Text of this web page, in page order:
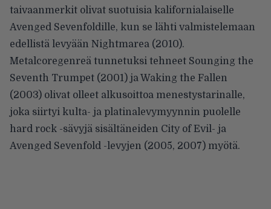
taivaanmerkit olivat suotuisia kalifornialaiselle
Avenged Sevenfoldille, kun se lähti valmistelemaan
edellistä levyään Nightmarea (2010).
Metalcoregenreä tunnetuksi tehneet Sounging the
Seventh Trumpet (2001) ja Waking the Fallen
(2003) olivat olleet alkusoittoa menestystarinalle,
joka siirtyi kulta- ja platinalevymyynnin puolelle
hard rock -sävyjä sisältäneiden City of Evil- ja
Avenged Sevenfold -levyjen (2005, 2007) myötä.